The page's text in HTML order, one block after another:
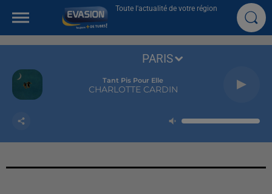
Toute l'actualité de votre région
Tant Pis Pour Elle
CHARLOTTE CARDIN
PARIS